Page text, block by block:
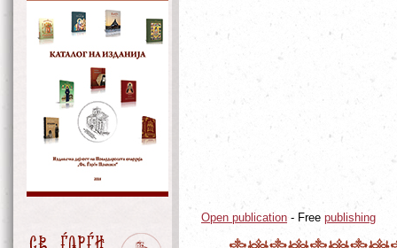
Open publication - Free publishing